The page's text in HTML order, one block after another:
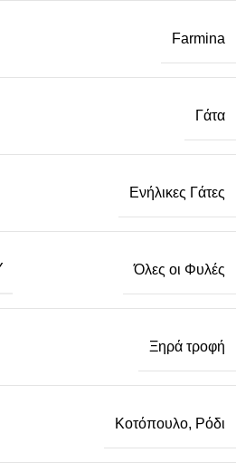
Farmina
Γάτα
Ενήλικες Γάτες
Όλες οι Φυλές
Ξηρά τροφή
Κοτόπουλο, Ρόδι